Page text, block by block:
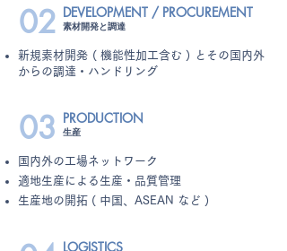
02 DEVELOPMENT / PROCUREMENT
素材開発と調達
新規素材開発 ( 機能性加工含む ) とその国内外
からの調達・ハンドリング
03 PRODUCTION
生産
国内外の工場ネットワーク
適地生産による生産・品質管理
生産地の開拓 ( 中国、ASEAN など )
LOGISTICS